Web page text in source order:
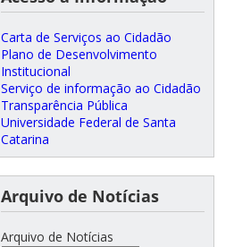
Carta de Serviços ao Cidadão
Plano de Desenvolvimento
Institucional
Serviço de informação ao Cidadão
Transparência Pública
Universidade Federal de Santa
Catarina
Arquivo de Notícias
Arquivo de Notícias